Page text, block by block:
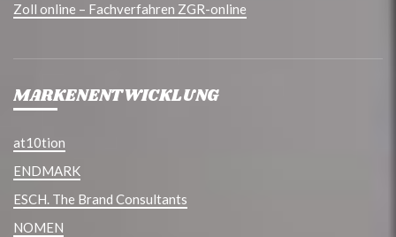
Zoll online – Fachverfahren ZGR-online
MARKENENTWICKLUNG
at10tion
ENDMARK
ESCH. The Brand Consultants
NOMEN